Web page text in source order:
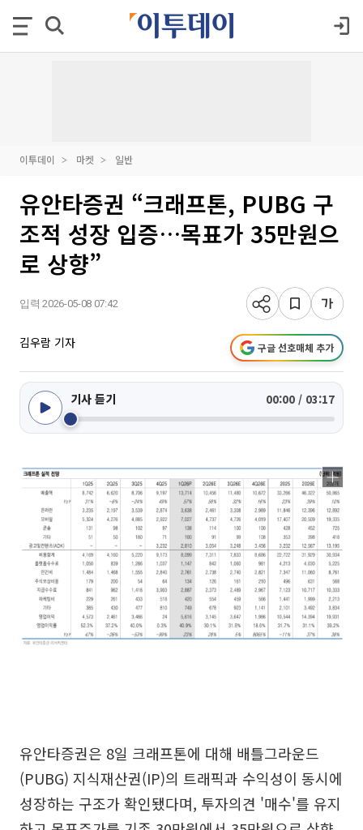
이투데이 마켓 일반
유안타증권 “크래프톤, PUBG 구
조적 성장 입증…목표가 35만원으
로 상향”
입력 2026-05-08 07:42
김우람 기자 구글 선호매체 추가
기사 듣기 00:00 / 03:17
유안타증권은 8일 크래프톤에 대해 배틀그라운드
(PUBG) 지식재산권(IP)의 트래픽과 수익성이 동시에
성장하는 구조가 확인됐다며, 투자의견 '매수'를 유지